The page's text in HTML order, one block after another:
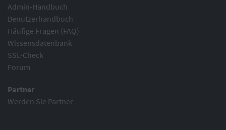
Admin-Handbuch
Benutzerhandbuch
Häufige Fragen (FAQ)
Wissensdatenbank
SSL-Check
Forum
Partner
Werden Sie Partner